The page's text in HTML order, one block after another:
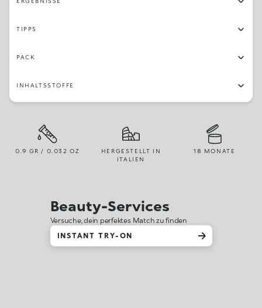
TIPPS
PACK
INHALTSSTOFFE
0.9 GR / 0.032 OZ
HERGESTELLT IN
ITALIEN
18 MONATE
Beauty-Services
Versuche, dein perfektes Match zu finden
INSTANT TRY-ON